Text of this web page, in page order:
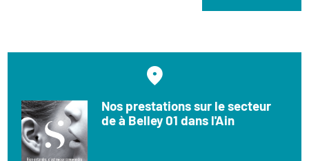
Nos prestations sur le secteur
de à Belley 01 dans l'Ain